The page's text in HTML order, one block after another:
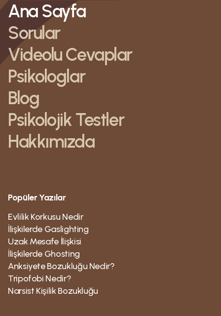
Ana Sayfa
Sorular
Videolu Cevaplar
Psikologlar
Blog
Psikolojik Testler
Hakkımızda
Popüler Yazılar
Evlilik Korkusu Nedir
İlişkilerde Gaslighting
Uzak Mesafe İlişkisi
İlişkilerde Ghosting
Anksiyete Bozukluğu Nedir?
Tripofobi Nedir?
Narsist Kişilik Bozukluğu